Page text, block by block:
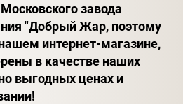
завода
"Добрый Жар, поэтому
интернет-магазине,
в качестве наших
выгодных ценах и